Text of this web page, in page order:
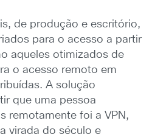
de produção e escritório,
para o acesso a partir
aqueles otimizados de
o acesso remoto em
A solução
que uma pessoa
remotamente foi a VPN,
virada do século e